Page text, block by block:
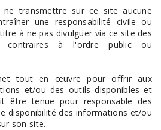
ne transmettre sur ce site aucune
une responsabilité civile ou
à ne pas divulguer via ce site des
contraires à l'ordre public ou
tout en œuvre pour offrir aux
et/ou des outils disponibles et
être tenue pour responsable des
disponibilité des informations et/ou
son site.